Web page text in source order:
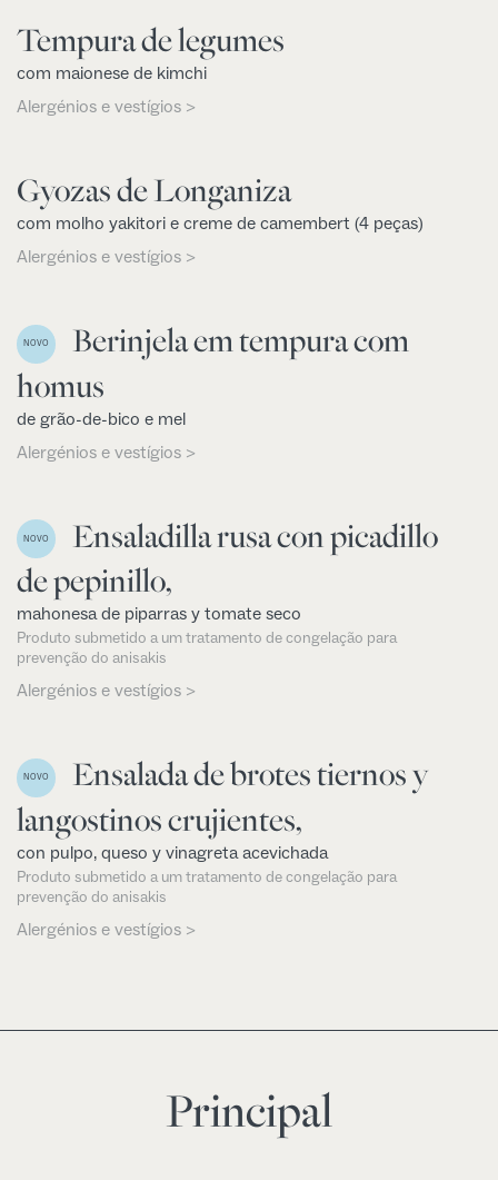
Tempura de legumes
com maionese de kimchi
Alergénios e vestígios >
Gyozas de Longaniza
com molho yakitori e creme de camembert (4 peças)
Alergénios e vestígios >
NOVO
Berinjela em tempura com
homus
de grão-de-bico e mel
Alergénios e vestígios >
NOVO
Ensaladilla rusa con picadillo
de pepinillo,
mahonesa de piparras y tomate seco
Produto submetido a um tratamento de congelação para
prevenção do anisakis
Alergénios e vestígios >
NOVO
Ensalada de brotes tiernos y
langostinos crujientes,
con pulpo, queso y vinagreta acevichada
Produto submetido a um tratamento de congelação para
prevenção do anisakis
Alergénios e vestígios >
Principal